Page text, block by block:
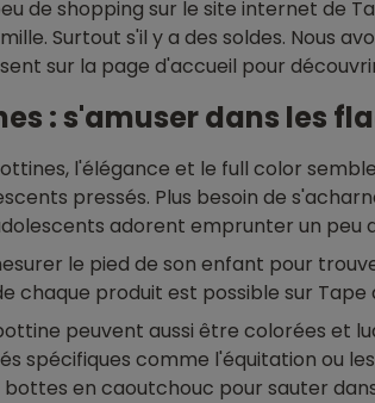
de shopping sur le site internet de
Surtout s'il y a des soldes. Nous
sur la page d'accueil pour
: s'amuser dans les
l'élégance et le full color
pressés. Plus besoin de
adorent emprunter un
le pied de son enfant pour
chaque produit est possible sur Tape
peuvent aussi être colorées et
spécifiques comme l'équitation ou
en caoutchouc pour sauter